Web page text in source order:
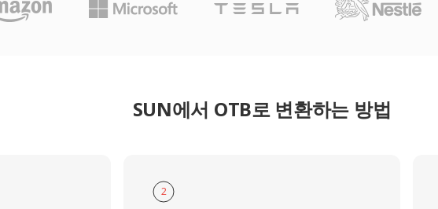
SUN에서 OTB로 변환하는 방법
2